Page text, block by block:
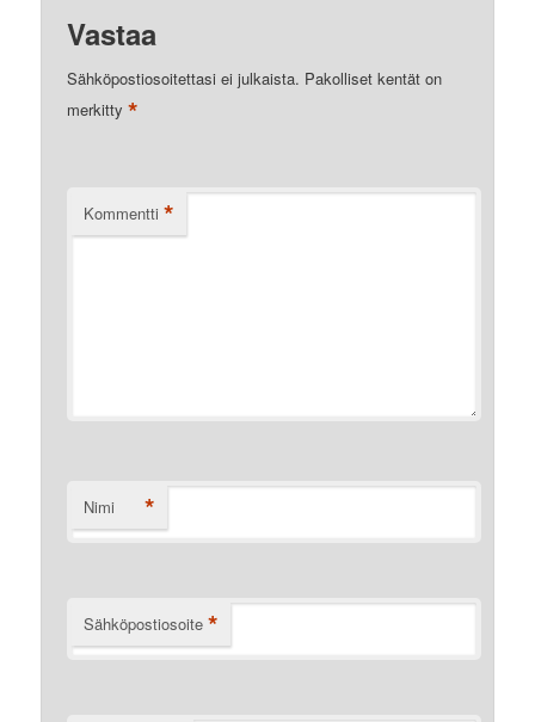
Vastaa
Sähköpostiosoitettasi ei julkaista. Pakolliset kentät on
merkitty*
Kommentti *
Nimi *
Sähköpostiosoite *